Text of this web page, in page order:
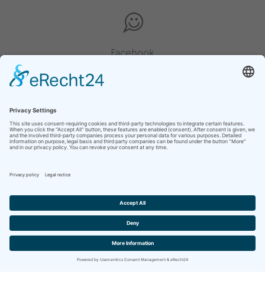
Facebook
YouTube
privacyverklaring
Website by